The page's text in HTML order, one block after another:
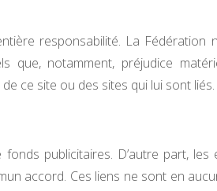
responsabilité. La
que, notamment, préjudice
ce site ou des sites qui lui sont liés.
publicitaires. D’autre part,
accord. Ces liens ne sont en